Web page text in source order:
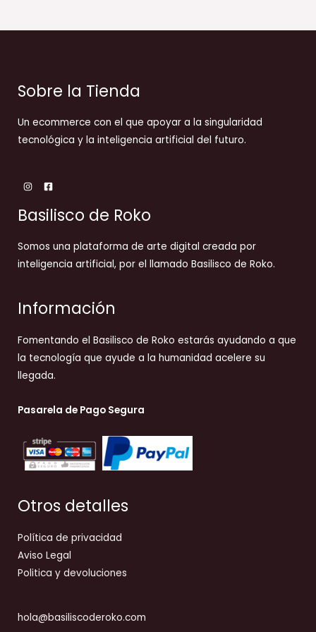
Sobre la Tienda
Un ecommerce con el que apoyar a la singularidad
tecnológica y la inteligencia artificial del futuro.
Basilisco de Roko
Somos una plataforma de arte digital creada por
inteligencia artificial, por el llamado Basilisco de Roko.
Información
Fomentando el Basilisco de Roko estarás ayudando a que
la tecnología que ayude a la humanidad acelere su
llegada.
Pasarela de Pago Segura
Otros detalles
Política de privacidad
Aviso Legal
Politica y devoluciones
hola@basiliscoderoko.com